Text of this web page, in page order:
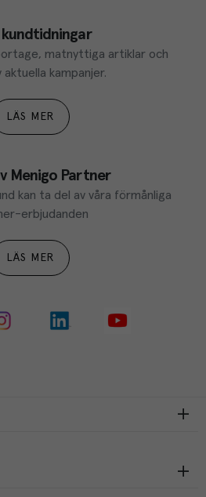
kundtidningar
matnyttiga artiklar och
aktuella kampanjer.
LÄS MER
Menigo Partner
kan ta del av våra förmånliga
erbjudanden
LÄS MER